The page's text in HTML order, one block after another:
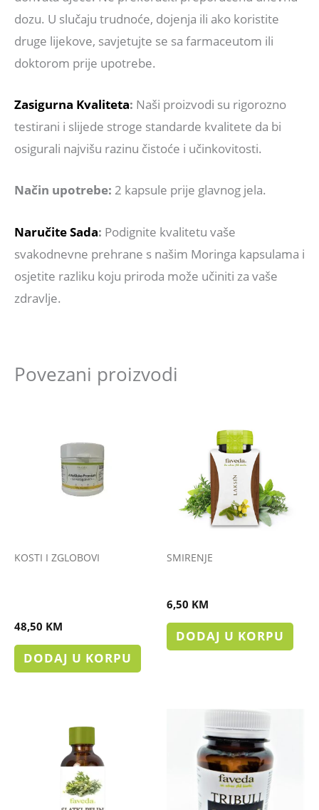
dozu. U slučaju trudnoće, dojenja ili ako koristite
druge lijekove, savjetujte se sa farmaceutom ili
doktorom prije upotrebe.
Zasigurna Kvaliteta: Naši proizvodi su rigorozno
testirani i slijede stroge standarde kvalitete da bi
osigurali najvišu razinu čistoće i učinkovitosti.
Način upotrebe: 2 kapsule prije glavnog jela.
Naručite Sada: Podignite kvalitetu vaše
svakodnevne prehrane s našim Moringa kapsulama i
osjetite razliku koju priroda može učiniti za vaše
zdravlje.
Povezani proizvodi
KOSTI I ZGLOBOVI
48,50 KM
DODAJ U KORPU
SMIRENJE
6,50 KM
DODAJ U KORPU